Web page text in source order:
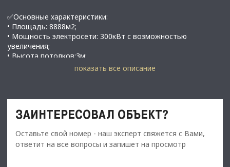
✅Основные характеристики:
• Площадь: 8888м2;
• Мощность электросети: 300кВт с возможностью
увеличения;
• Высота потолков:3м;
• Арендная ставка -12 905 000 руб./мес.;
• Срок договора - длительный (от 11 мес.);
✅Описание:
• Высокий пешеходный и автомобильный трафик;
показать все описание
ЗАИНТЕРЕСОВАЛ ОБЪЕКТ?
Оставьте свой номер - наш эксперт свяжется с Вами,
ответит на все вопросы и запишет на просмотр